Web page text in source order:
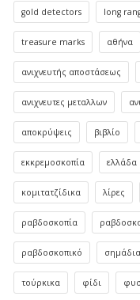
gold detectors long
treasure marks αθήνα
ανιχνευτής αποστάσεως
ανιχνευτες μεταλλων
αποκρύψεις βιβλίο
εκκρεμοσκοπία ελλάδα
κομιτατζίδικα λίρες
ραβδοσκοπία
ραβδοσκοπικό σημάδια
τούρκικα φίδι